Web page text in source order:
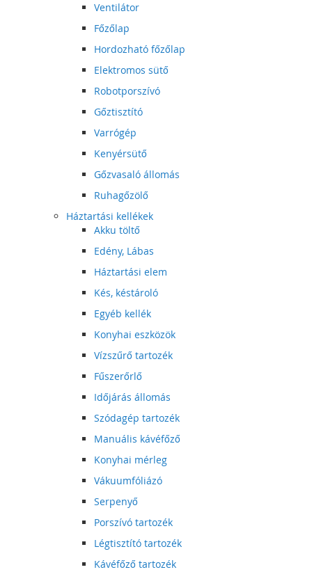
Ventilátor
Főzőlap
Hordozható főzőlap
Elektromos sütő
Robotporszívó
Gőztisztító
Varrógép
Kenyérsütő
Gőzvasaló állomás
Ruhagőzölő
Háztartási kellékek
Akku töltő
Edény, Lábas
Háztartási elem
Kés, késtároló
Egyéb kellék
Konyhai eszközök
Vízszűrő tartozék
Fűszerőrlő
Időjárás állomás
Szódagép tartozék
Manuális kávéfőző
Konyhai mérleg
Vákuumfóliázó
Serpenyő
Porszívó tartozék
Légtisztító tartozék
Kávéfőző tartozék